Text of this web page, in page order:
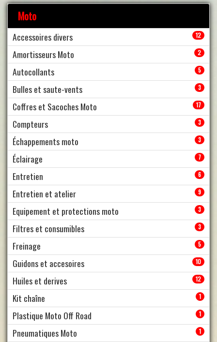
Moto
Accessoires divers 12
Amortisseurs Moto 2
Autocollants 5
Bulles et saute-vents 3
Coffres et Sacoches Moto 17
Compteurs 3
Échappements moto 3
Éclairage 7
Entretien 6
Entretien et atelier 9
Equipement et protections moto 3
Filtres et consumibles 3
Freinage 5
Guidons et accesoires 10
Huiles et derives 12
Kit chaîne 1
Plastique Moto Off Road 1
Pneumatiques Moto 1